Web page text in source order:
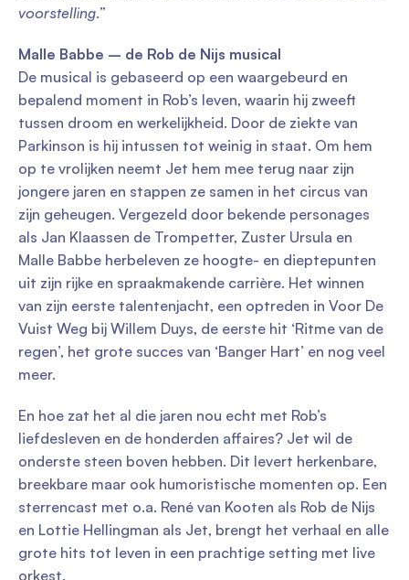
voorstelling.”
Malle Babbe – de Rob de Nijs musical
De musical is gebaseerd op een waargebeurd en
bepalend moment in Rob’s leven, waarin hij zweeft
tussen droom en werkelijkheid. Door de ziekte van
Parkinson is hij intussen tot weinig in staat. Om hem
op te vrolijken neemt Jet hem mee terug naar zijn
jongere jaren en stappen ze samen in het circus van
zijn geheugen. Vergezeld door bekende personages
als Jan Klaassen de Trompetter, Zuster Ursula en
Malle Babbe herbeleven ze hoogte- en dieptepunten
uit zijn rijke en spraakmakende carrière. Het winnen
van zijn eerste talentenjacht, een optreden in Voor De
Vuist Weg bij Willem Duys, de eerste hit ‘Ritme van de
regen’, het grote succes van ‘Banger Hart’ en nog veel
meer.
En hoe zat het al die jaren nou echt met Rob’s
liefdesleven en de honderden affaires? Jet wil de
onderste steen boven hebben. Dit levert herkenbare,
breekbare maar ook humoristische momenten op. Een
sterrencast met o.a. René van Kooten als Rob de Nijs
en Lottie Hellingman als Jet, brengt het verhaal en alle
grote hits tot leven in een prachtige setting met live
orkest.